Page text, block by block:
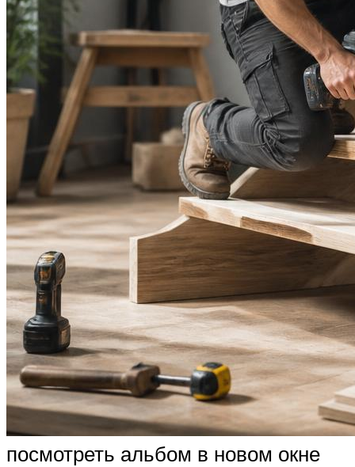
посмотреть альбом в новом окне